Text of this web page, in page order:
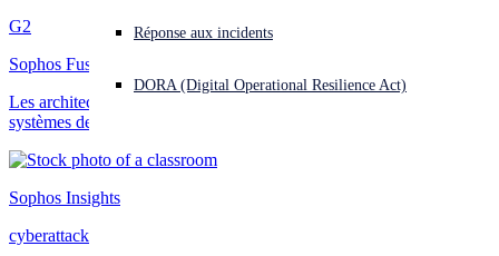
Réponse aux incidents
DORA (Digital Operational Resilience Act)
G2
Sophos Fusion
Les architectures de sécurité traditionnelles ont fait leur temps. Les
systèmes de défense sont l'avenir
Sophos Insights
cyberattack